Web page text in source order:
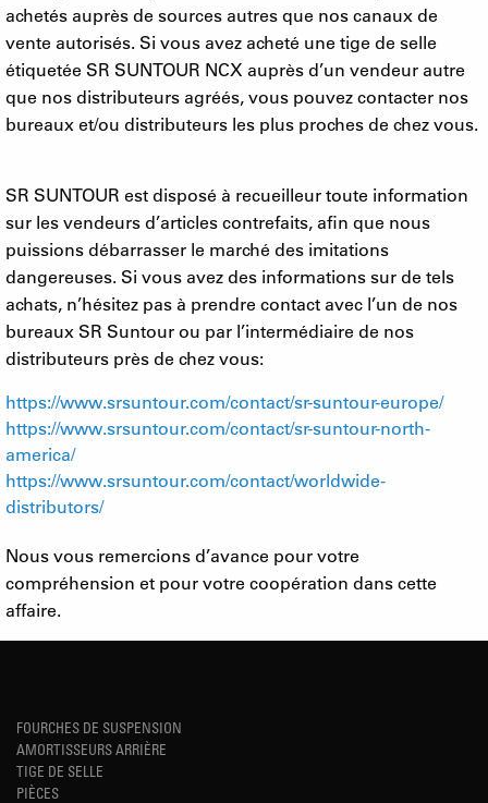
achetés auprès de sources autres que nos canaux de
vente autorisés. Si vous avez acheté une tige de selle
étiquetée SR SUNTOUR NCX auprès d’un vendeur autre
que nos distributeurs agréés, vous pouvez contacter nos
bureaux et/ou distributeurs les plus proches de chez vous.
SR SUNTOUR est disposé à recueilleur toute information
sur les vendeurs d’articles contrefaits, afin que nous
puissions débarrasser le marché des imitations
dangereuses. Si vous avez des informations sur de tels
achats, n’hésitez pas à prendre contact avec l’un de nos
bureaux SR Suntour ou par l’intermédiaire de nos
distributeurs près de chez vous:
https://www.srsuntour.com/contact/sr-suntour-europe/
https://www.srsuntour.com/contact/sr-suntour-north-
america/
https://www.srsuntour.com/contact/worldwide-
distributors/
Nous vous remercions d’avance pour votre
compréhension et pour votre coopération dans cette
affaire.
FOURCHES DE SUSPENSION
AMORTISSEURS ARRIÈRE
TIGE DE SELLE
PIÈCES